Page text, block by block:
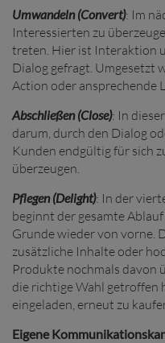
Umwandeln (Convert): Im
Interessierten zu
treten. Hier ist Interaktion
Dialog gefragt. Umgesetzt
Action oder ansprechende
Abschließen (Close): In
darum, durch den Dialog
Kunden endgültig für sich
überzeugen.
Pflegen (Delight): In der
beginnt der gesamte
Grunde wieder von vorne.
zusätzliche Inhalte oder
Produkte nochmals davon
die richtige Wahl getroffen
eingeladen, erneut zu
Eigene